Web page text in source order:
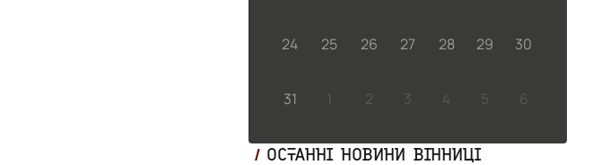
24 25 26 27 28 29 30
31 1 2 3 4 5 6
ОСТАННІ НОВИНИ ВІННИЦІ